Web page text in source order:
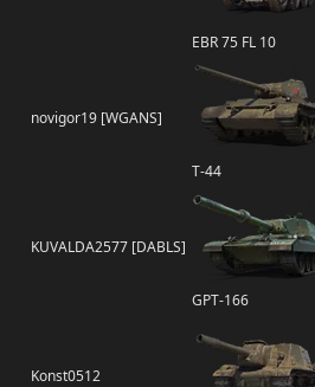
EBR 75 FL 10
novigor19 [WGANS]
Т-44
KUVALDA2577 [DABLS]
GPT-166
Konst0512